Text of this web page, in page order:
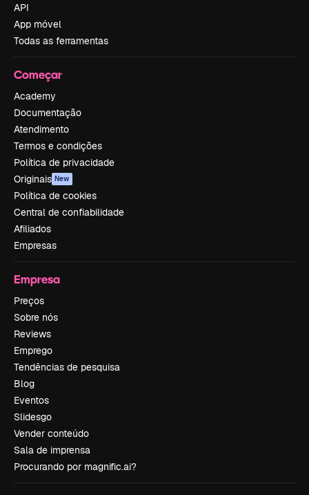
API
App móvel
Todas as ferramentas
Começar
Academy
Documentação
Atendimento
Termos e condições
Política de privacidade
Originais New
Política de cookies
Central de confiabilidade
Afiliados
Empresas
Empresa
Preços
Sobre nós
Reviews
Emprego
Tendências de pesquisa
Blog
Eventos
Slidesgo
Vender conteúdo
Sala de imprensa
Procurando por magnific.ai?